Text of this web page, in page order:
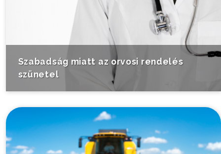
Szabadság miatt az orvosi rendelés
szünetel